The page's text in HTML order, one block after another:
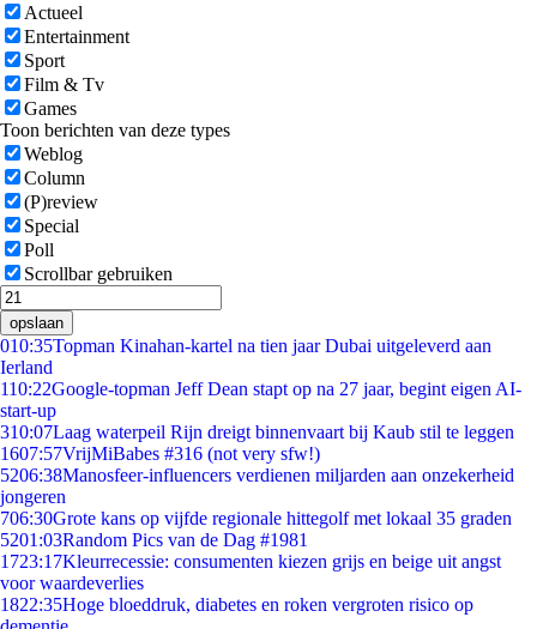
Actueel
Entertainment
Sport
Film & Tv
Games
Toon berichten van deze types
Weblog
Column
(P)review
Special
Poll
Scrollbar gebruiken
opslaan
010:35Topman Kinahan-kartel na tien jaar Dubai uitgeleverd aan
Ierland
110:22Google-topman Jeff Dean stapt op na 27 jaar, begint eigen AI-
start-up
310:07Laag waterpeil Rijn dreigt binnenvaart bij Kaub stil te leggen
1607:57VrijMiBabes #316 (not very sfw!)
5206:38Manosfeer-influencers verdienen miljarden aan onzekerheid
jongeren
706:30Grote kans op vijfde regionale hittegolf met lokaal 35 graden
5201:03Random Pics van de Dag #1981
1723:17Kleurrecessie: consumenten kiezen grijs en beige uit angst
voor waardeverlies
1822:35Hoge bloeddruk, diabetes en roken vergroten risico op